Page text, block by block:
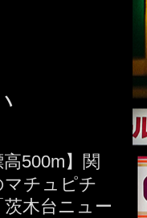
高500m】関
マチュピチ
茨木台ニュー